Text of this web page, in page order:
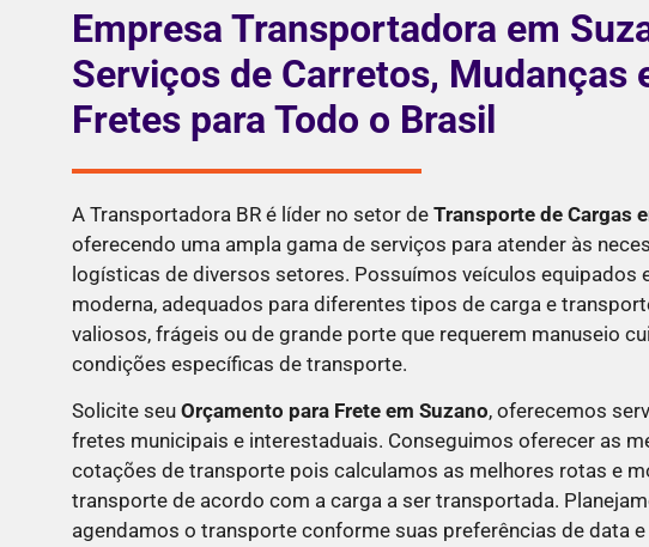
Empresa Transportadora em
Serviços de Carretos, Mudanças
Fretes para Todo o Brasil
A Transportadora BR é líder no setor de Transporte de Cargas
oferecendo uma ampla gama de serviços para atender às
logísticas de diversos setores. Possuímos veículos equipados
moderna, adequados para diferentes tipos de carga e
valiosos, frágeis ou de grande porte que requerem manuseio
condições específicas de transporte.
Solicite seu Orçamento para Frete em Suzano, oferecemos
fretes municipais e interestaduais. Conseguimos oferecer as
cotações de transporte pois calculamos as melhores rotas e
transporte de acordo com a carga a ser transportada.
agendamos o transporte conforme suas preferências de data e